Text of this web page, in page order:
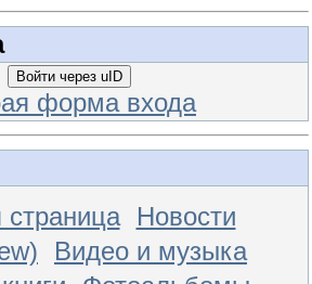
Войти через uID
форма входа
страница
Новости
Видео и музыка